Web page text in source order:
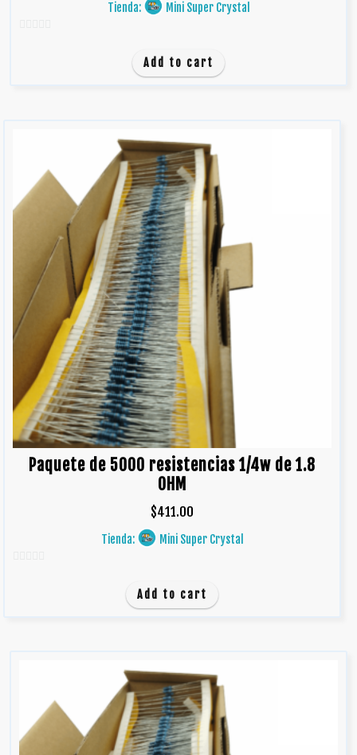
Tienda: Mini Super Crystal
Add to cart
Paquete de 5000 resistencias 1/4w de 1.8
OHM
$411.00
Tienda: Mini Super Crystal
Add to cart